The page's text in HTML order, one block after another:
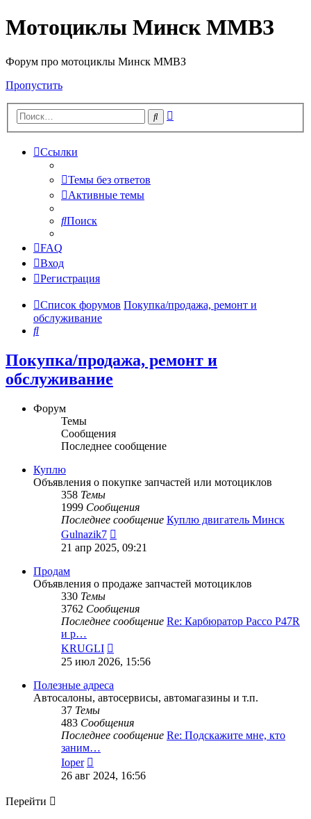
Мотоциклы Минск ММВЗ
Форум про мотоциклы Минск ММВЗ
Пропустить
Поиск
Ссылки
Темы без ответов
Активные темы
Поиск
FAQ
Вход
Регистрация
Список форумов Покупка/продажа, ремонт и
обслуживание
Поиск
Покупка/продажа, ремонт и
обслуживание
Форум
Темы
Сообщения
Последнее сообщение
Куплю
Объявления о покупке запчастей или мотоциклов
358 Темы
1999 Сообщения
Последнее сообщение Куплю двигатель Минск
Gulnazik7
последнему
21 апр 2025, 09:21
Продам
Объявления о продаже запчастей мотоциклов
330 Темы
3762 Сообщения
Последнее сообщение Re: Карбюратор Pacco P47R
и р…
KRUGLI
к
последнему
25 июл 2026, 15:56
Полезные адреса
Автосалоны, автосервисы, автомагазины и т.п.
37 Темы
483 Сообщения
Последнее сообщение Re: Подскажите мне, кто
заним…
Ioper
к
последнему
26 авг 2024, 16:56
Перейти